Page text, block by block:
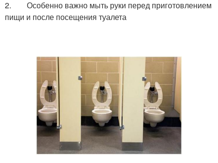
2. Особенно важно мыть руки перед приготовлением
пищи и после посещения туалета